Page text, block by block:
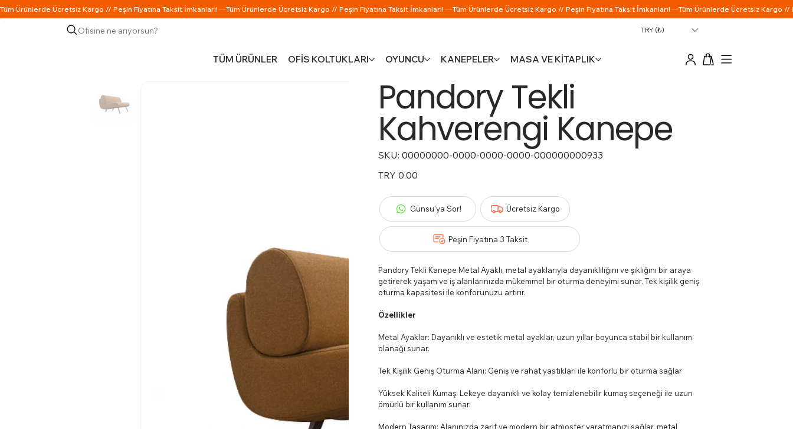
TÜM ÜRÜNLER OFİS KOLTUKLARI OYUNCU KANEPELER MASA VE KİTAPLIK
Ofisine ne arıyorsun? TRY (₺)
Pandory Tekli
Kahverengi Kanepe
SKU: SKU
00000000-
0000-
0000-
00000000-0000-0000-0000-000000000933
Price
TRY 0.00
Günsu'ya Sor!
Peşin Fiyatına 3 Taksit
Ücretsiz Kargo
Pandory Tekli Kanepe Metal Ayaklı, metal ayaklarıyla dayanıklılığını ve şıklığını bir araya
getirerek yaşam ve iş alanlarınızda mükemmel bir oturma deneyimi sunar. Tek kişilik geniş
oturma kapasitesi ile konforunuzu artırır.
Özellikler
Metal Ayaklar: Dayanıklı ve estetik metal ayaklar, uzun yıllar boyunca stabil bir kullanım
olanağı sunar.
Tek Kişilik Geniş Oturma Alanı: Geniş ve rahat yastıkları ile konforlu bir oturma sağlar
Yüksek Kaliteli Kumaş: Lekeye dayanıklı ve kolay temizlenebilir kumaş seçeneği ile uzun
ömürlü bir kullanım sunar.
Modern Tasarım: Alanınızda zarif ve modern bir atmosfer yaratmanızı sağlar, metal